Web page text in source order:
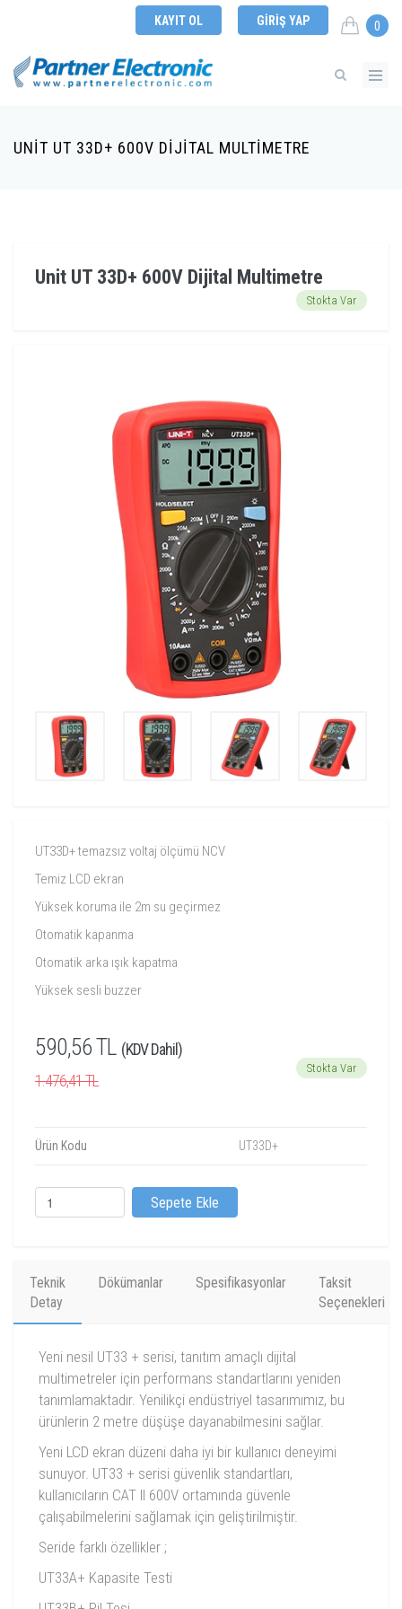
KAYIT OL GIRIŞ YAP 0
UNIT UT 33D+ 600V DIJITAL MULTIMETRE
Unit UT 33D+ 600V Dijital Multimetre
Stokta Var
UT33D+ temazsız voltaj ölçümü NCV
Temiz LCD ekran
Yüksek koruma ile 2m su geçirmez
Otomatik kapanma
Otomatik arka ışık kapatma
Yüksek sesli buzzer
590,56 TL (KDV Dahil)
1.476,41 TL
Stokta Var
Ürün Kodu UT33D+
Sepete Ekle
Teknik
Detay
Dökümanlar Spesifikasyonlar
Taksit
Seçenekleri
Yeni nesil UT33 + serisi, tanıtım amaçlı dijital
multimetreler için performans standartlarını yeniden
tanımlamaktadır. Yenilikçi endüstriyel tasarımımız, bu
ürünlerin 2 metre düşüşe dayanabilmesini sağlar.
Yeni LCD ekran düzeni daha iyi bir kullanıcı deneyimi
sunuyor. UT33 + serisi güvenlik standartları,
kullanıcıların CAT ll 600V ortamında güvenle
çalışabilmelerini sağlamak için geliştirilmiştir.
Seride farklı özellikler ;
UT33A+ Kapasite Testi